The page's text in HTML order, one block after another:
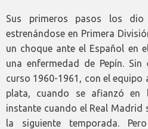
Sus primeros pasos los
estrenándose en Primera
un choque ante el Español en
una enfermedad de Pepín.
curso 1960-1961, con el
plata, cuando se afianzó en
instante cuando el Real Madrid
la siguiente temporada.